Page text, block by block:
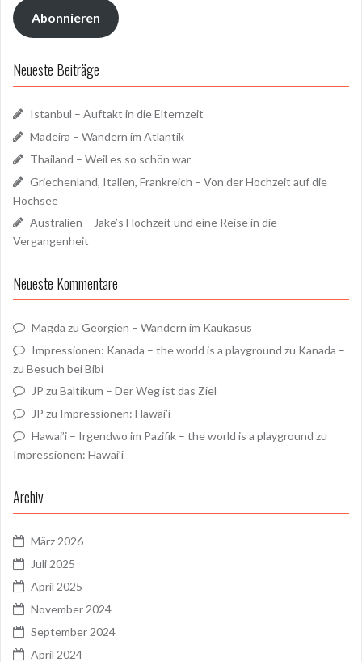
Abonnieren
Neueste Beiträge
Istanbul – Auftakt in die Elternzeit
Madeira – Wandern im Atlantik
Thailand – Weil es so schön war
Griechenland, Italien, Frankreich – Von der Hochzeit auf die
Hochsee
Australien – Jake’s Hochzeit und eine Reise in die
Vergangenheit
Neueste Kommentare
Magda zu Georgien – Wandern im Kaukasus
Impressionen: Kanada – the world is a playground zu Kanada –
zu Besuch bei Bibi
JP zu Baltikum – Der Weg ist das Ziel
JP zu Impressionen: Hawai’i
Hawai’i – Irgendwo im Pazifik – the world is a playground zu
Impressionen: Hawai’i
Archiv
März 2026
Juli 2025
April 2025
November 2024
September 2024
April 2024